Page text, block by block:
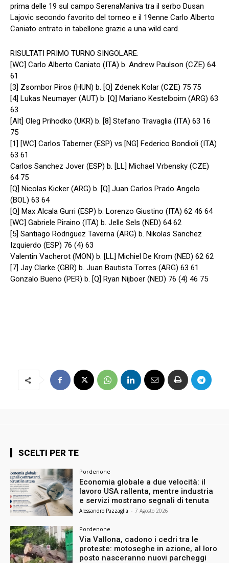
prima delle 19 sul campo SerenaManiva tra il serbo Dusan
Lajovic secondo favorito del torneo e il 19enne Carlo Alberto
Caniato entrato in tabellone grazie a una wild card.
RISULTATI PRIMO TURNO SINGOLARE:
[WC] Carlo Alberto Caniato (ITA) b. Andrew Paulson (CZE) 64
61
[3] Zsombor Piros (HUN) b. [Q] Zdenek Kolar (CZE) 75 75
[4] Lukas Neumayer (AUT) b. [Q] Mariano Kestelboim (ARG) 63
63
[Alt] Oleg Prihodko (UKR) b. [8] Stefano Travaglia (ITA) 63 16
75
[1] [WC] Carlos Taberner (ESP) vs [NG] Federico Bondioli (ITA)
63 61
Carlos Sanchez Jover (ESP) b. [LL] Michael Vrbensky (CZE)
64 75
[Q] Nicolas Kicker (ARG) b. [Q] Juan Carlos Prado Angelo
(BOL) 63 64
[Q] Max Alcala Gurri (ESP) b. Lorenzo Giustino (ITA) 62 46 64
[WC] Gabriele Piraino (ITA) b. Jelle Sels (NED) 64 62
[5] Santiago Rodriguez Taverna (ARG) b. Nikolas Sanchez
Izquierdo (ESP) 76 (4) 63
Valentin Vacherot (MON) b. [LL] Michiel De Krom (NED) 62 62
[7] Jay Clarke (GBR) b. Juan Bautista Torres (ARG) 63 61
Gonzalo Bueno (PER) b. [Q] Ryan Nijboer (NED) 76 (4) 46 75
SCELTI PER TE
Pordenone
Economia globale a due velocità: il
lavoro USA rallenta, mentre industria
e servizi mostrano segnali di tenuta
Alessandro Pazzaglia - 7 Agosto 2026
Pordenone
Via Vallona, cadono i cedri tra le
proteste: motoseghe in azione, al loro
posto nasceranno nuovi parcheggi